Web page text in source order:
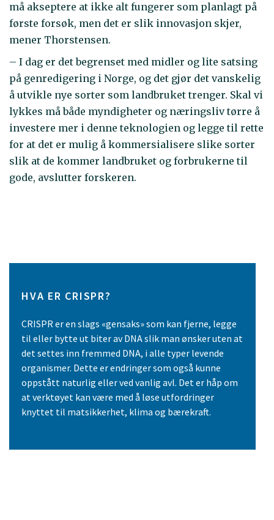
må akseptere at ikke alt fungerer som planlagt på
første forsøk, men det er slik innovasjon skjer,
mener Thorstensen.
– I dag er det begrenset med midler og lite satsing
på genredigering i Norge, og det gjør det vanskelig
å utvikle nye sorter som landbruket trenger. Skal vi
lykkes må både myndigheter og næringsliv tørre å
investere mer i denne teknologien og legge til rette
for at det er mulig å kommersialisere slike sorter
slik at de kommer landbruket og forbrukerne til
gode, avslutter forskeren.
HVA ER CRISPR?
CRISPR er en slags «gensaks» som kan fjerne, legge
til eller bytte ut biter av DNA slik man ønsker uten at
det settes inn fremmed DNA, i alle typer levende
organismer. Dette er endringer som også kunne
oppstått naturlig eller ved vanlig avl. Det er håp om
at verktøyet kan være med å løse utfordringer
knyttet til matsikkerhet, klima og bærekraft.